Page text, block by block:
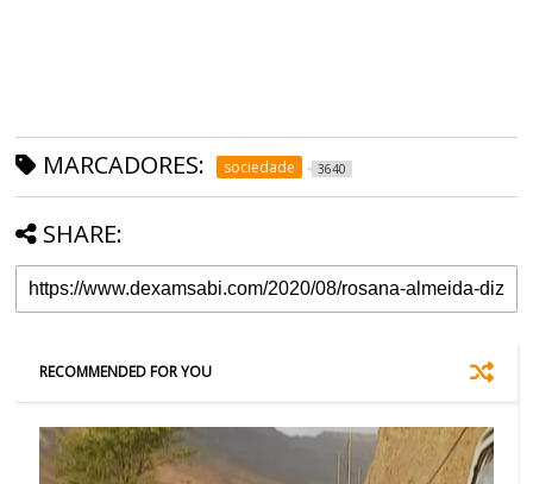
MARCADORES: sociedade 3640
SHARE:
RECOMMENDED FOR YOU